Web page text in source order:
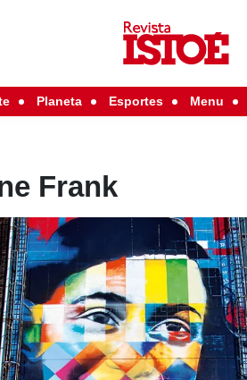
Planeta Esportes Menu
Frank